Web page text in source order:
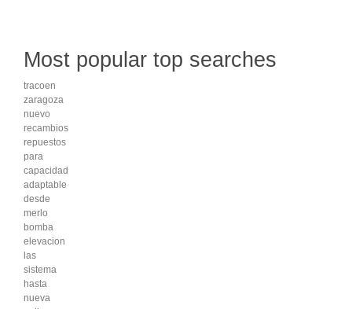
Most popular top searches
tracoen
zaragoza
nuevo
recambios
repuestos
para
capacidad
adaptable
desde
merlo
bomba
elevacion
las
sistema
hasta
nueva